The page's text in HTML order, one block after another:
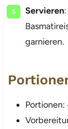
Servieren
garnieren.
Portionen: